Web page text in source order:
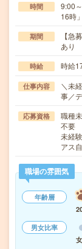
時間
9:00
16時
期間
【急
あり
時給 時給
仕事内容
＼未
事／
応募資格
職種
不要
未経
アス
職場の雰囲気
年齢層
男女比率